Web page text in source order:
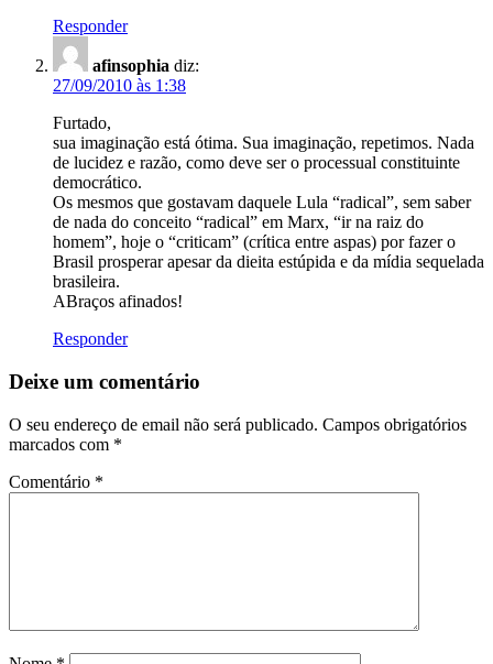
Responder
afinsophia diz:
27/09/2010 às 1:38
Furtado,
sua imaginação está ótima. Sua imaginação, repetimos. Nada
de lucidez e razão, como deve ser o processual constituinte
democrático.
Os mesmos que gostavam daquele Lula “radical”, sem saber
de nada do conceito “radical” em Marx, “ir na raiz do
homem”, hoje o “criticam” (crítica entre aspas) por fazer o
Brasil prosperar apesar da dieita estúpida e da mídia sequelada
brasileira.
ABraços afinados!
Responder
Deixe um comentário
O seu endereço de email não será publicado. Campos obrigatórios
marcados com *
Comentário *